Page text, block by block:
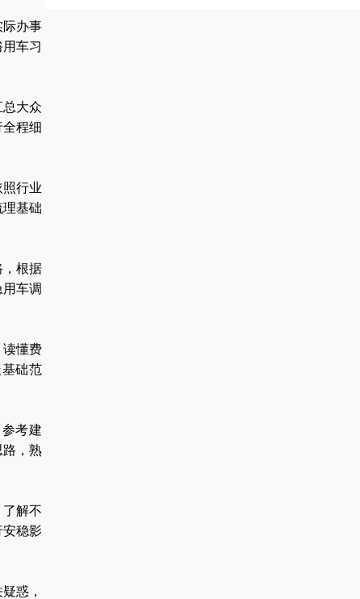
办事
车习
大众
程细
行业
基础
，根据
车调
懂费
础范
考建
，熟
解不
稳影
惑，